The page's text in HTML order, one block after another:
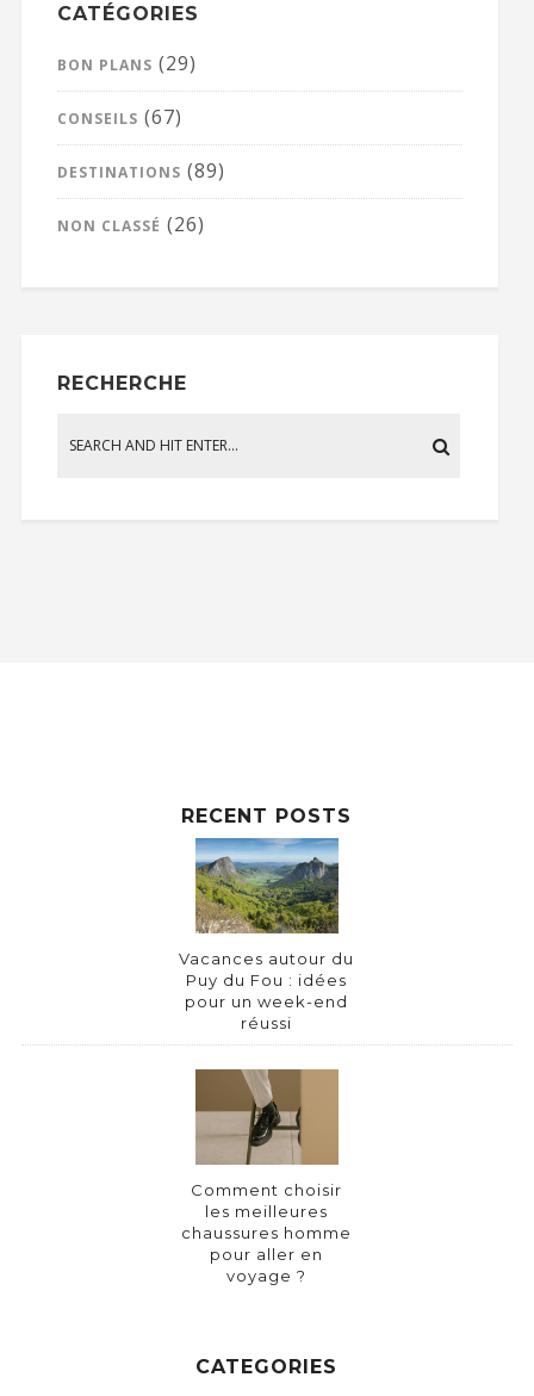
CATÉGORIES
BON PLANS (29)
CONSEILS (67)
DESTINATIONS (89)
NON CLASSÉ (26)
RECHERCHE
RECENT POSTS
Vacances autour du
Puy du Fou : idées
pour un week-end
réussi
Comment choisir
les meilleures
chaussures homme
pour aller en
voyage ?
CATEGORIES